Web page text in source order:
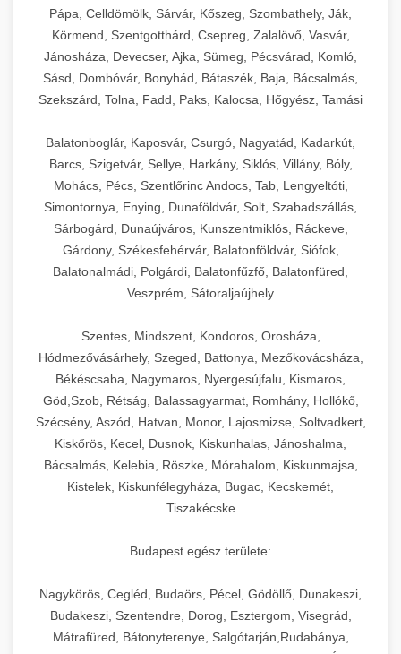
Pápa, Celldömölk, Sárvár, Kőszeg, Szombathely, Ják,
Körmend, Szentgotthárd, Csepreg, Zalalövő, Vasvár,
Jánosháza, Devecser, Ajka, Sümeg, Pécsvárad, Komló,
Sásd, Dombóvár, Bonyhád, Bátaszék, Baja, Bácsalmás,
Szekszárd, Tolna, Fadd, Paks, Kalocsa, Hőgyész, Tamási
Balatonboglár, Kaposvár, Csurgó, Nagyatád, Kadarkút,
Barcs, Szigetvár, Sellye, Harkány, Siklós, Villány, Bóly,
Mohács, Pécs, Szentlőrinc Andocs, Tab, Lengyeltóti,
Simontornya, Enying, Dunaföldvár, Solt, Szabadszállás,
Sárbogárd, Dunaújváros, Kunszentmiklós, Ráckeve,
Gárdony, Székesfehérvár, Balatonföldvár, Siófok,
Balatonalmádi, Polgárdi, Balatonfűzfő, Balatonfüred,
Veszprém, Sátoraljaújhely
Szentes, Mindszent, Kondoros, Orosháza,
Hódmezővásárhely, Szeged, Battonya, Mezőkovácsháza,
Békéscsaba, Nagymaros, Nyergesújfalu, Kismaros,
Göd,Szob, Rétság, Balassagyarmat, Romhány, Hollókő,
Szécsény, Aszód, Hatvan, Monor, Lajosmizse, Soltvadkert,
Kiskőrös, Kecel, Dusnok, Kiskunhalas, Jánoshalma,
Bácsalmás, Kelebia, Röszke, Mórahalom, Kiskunmajsa,
Kistelek, Kiskunfélegyháza, Bugac, Kecskemét,
Tiszakécske
Budapest egész területe:
Nagykörös, Cegléd, Budaörs, Pécel, Gödöllő, Dunakeszi,
Budakeszi, Szentendre, Dorog, Esztergom, Visegrád,
Mátrafüred, Bátonyterenye, Salgótarján,Rudabánya,